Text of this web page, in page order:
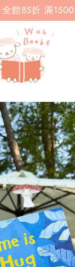
館85折 滿